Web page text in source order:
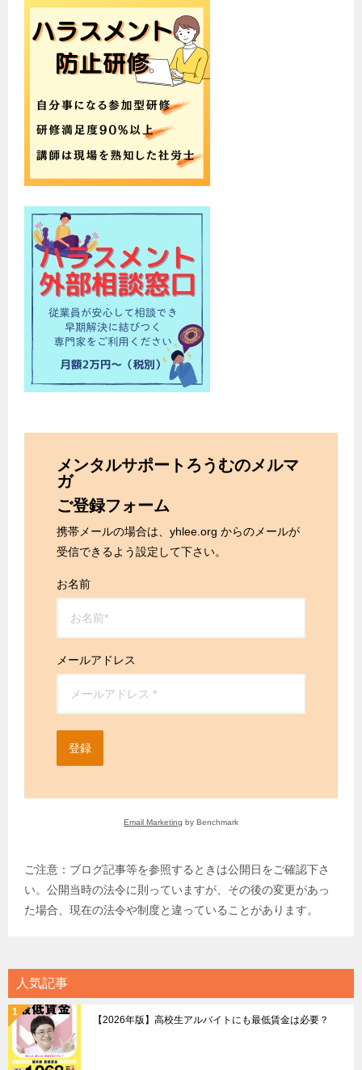
メンタルサポートろうむのメルマ
ガ
ご登録フォーム
携帯メールの場合は、yhlee.org からのメールが
受信できるよう設定して下さい。
お名前
メールアドレス
登録
Email Marketing by Benchmark
ご注意：ブログ記事等を参照するときは公開日をご確認下さ
い。公開当時の法令に則っていますが、その後の変更があっ
た場合、現在の法令や制度と違っていることがあります。
人気記事
【2026年版】高校生アルバイトにも最低賃金は必要？